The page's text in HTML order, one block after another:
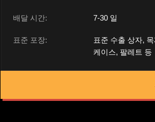
배달 시간: 7-30 일
표준 포장:
표준 수출 상자, 목
케이스, 팔레트 등